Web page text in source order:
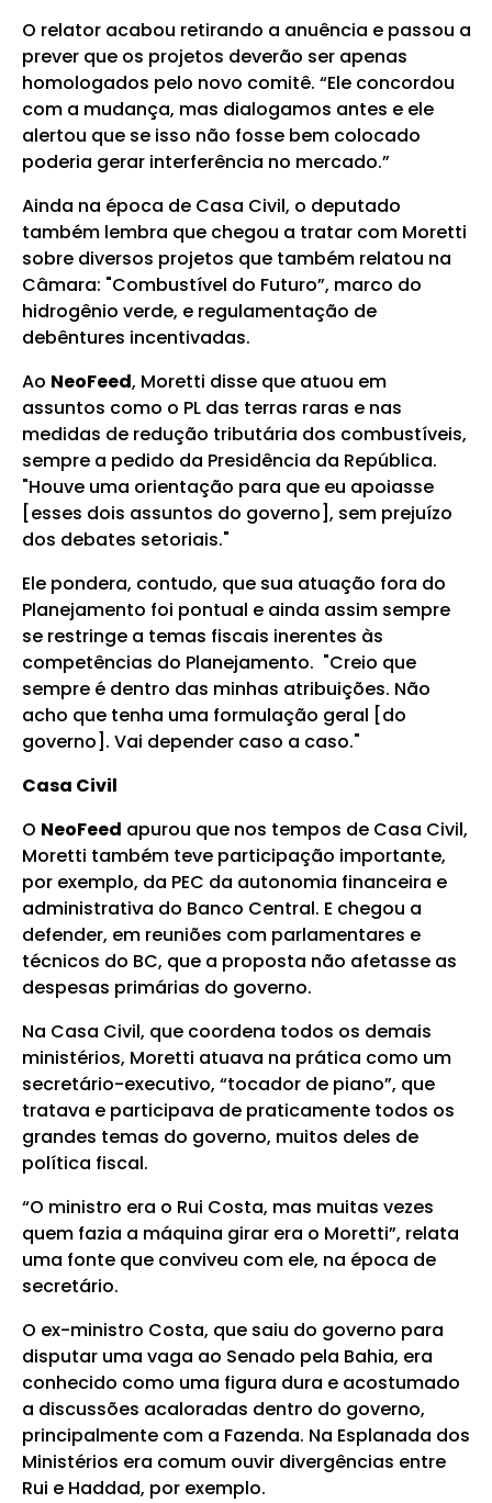
O relator acabou retirando a anuência e passou a
prever que os projetos deverão ser apenas
homologados pelo novo comitê. “Ele concordou
com a mudança, mas dialogamos antes e ele
alertou que se isso não fosse bem colocado
poderia gerar interferência no mercado.”
Ainda na época de Casa Civil, o deputado
também lembra que chegou a tratar com Moretti
sobre diversos projetos que também relatou na
Câmara: "Combustível do Futuro”, marco do
hidrogênio verde, e regulamentação de
debêntures incentivadas.
Ao NeoFeed, Moretti disse que atuou em
assuntos como o PL das terras raras e nas
medidas de redução tributária dos combustíveis,
sempre a pedido da Presidência da República.
"Houve uma orientação para que eu apoiasse
[esses dois assuntos do governo], sem prejuízo
dos debates setoriais."
Ele pondera, contudo, que sua atuação fora do
Planejamento foi pontual e ainda assim sempre
se restringe a temas fiscais inerentes às
competências do Planejamento. "Creio que
sempre é dentro das minhas atribuições. Não
acho que tenha uma formulação geral [do
governo]. Vai depender caso a caso."
Casa Civil
O NeoFeed apurou que nos tempos de Casa Civil,
Moretti também teve participação importante,
por exemplo, da PEC da autonomia financeira e
administrativa do Banco Central. E chegou a
defender, em reuniões com parlamentares e
técnicos do BC, que a proposta não afetasse as
despesas primárias do governo.
Na Casa Civil, que coordena todos os demais
ministérios, Moretti atuava na prática como um
secretário-executivo, “tocador de piano”, que
tratava e participava de praticamente todos os
grandes temas do governo, muitos deles de
política fiscal.
“O ministro era o Rui Costa, mas muitas vezes
quem fazia a máquina girar era o Moretti”, relata
uma fonte que conviveu com ele, na época de
secretário.
O ex-ministro Costa, que saiu do governo para
disputar uma vaga ao Senado pela Bahia, era
conhecido como uma figura dura e acostumado
a discussões acaloradas dentro do governo,
principalmente com a Fazenda. Na Esplanada dos
Ministérios era comum ouvir divergências entre
Rui e Haddad, por exemplo.